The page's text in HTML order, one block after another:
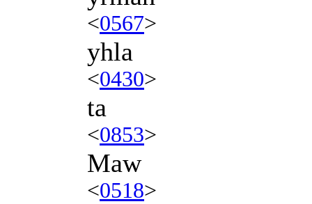
<0567>
yhla
<0430>
ta
<0853>
Maw
<0518>